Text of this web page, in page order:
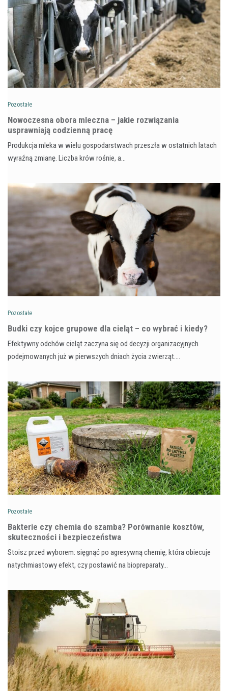
Pozostałe
Nowoczesna obora mleczna – jakie rozwiązania
usprawniają codzienną pracę
Produkcja mleka w wielu gospodarstwach przeszła w ostatnich latach
wyraźną zmianę. Liczba krów rośnie, a…
Pozostałe
Budki czy kojce grupowe dla cieląt – co wybrać i kiedy?
Efektywny odchów cieląt zaczyna się od decyzji organizacyjnych
podejmowanych już w pierwszych dniach życia zwierząt.…
Pozostałe
Bakterie czy chemia do szamba? Porównanie kosztów,
skuteczności i bezpieczeństwa
Stoisz przed wyborem: sięgnąć po agresywną chemię, która obiecuje
natychmiastowy efekt, czy postawić na biopreparaty…